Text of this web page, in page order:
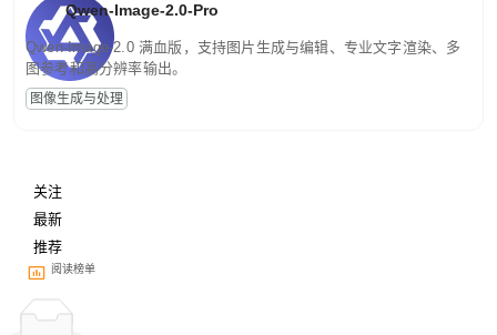
Qwen-Image-2.0-Pro
Qwen-Image-2.0 满血版，支持图片生成与编辑、专业文字渲染、多
图参考和高分辨率输出。
图像生成与处理
关注
最新
推荐
阅读榜单